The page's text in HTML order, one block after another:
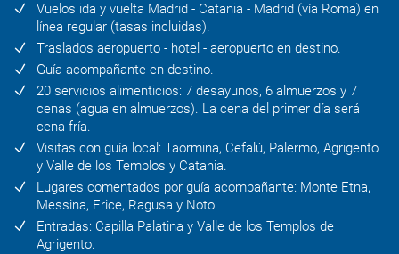
Vuelos ida y vuelta Madrid - Catania - Madrid (vía Roma) en
línea regular (tasas incluidas).
Traslados aeropuerto - hotel - aeropuerto en destino.
Guía acompañante en destino.
20 servicios alimenticios: 7 desayunos, 6 almuerzos y 7
cenas (agua en almuerzos). La cena del primer día será
cena fría.
Visitas con guía local: Taormina, Cefalú, Palermo, Agrigento
y Valle de los Templos y Catania.
Lugares comentados por guía acompañante: Monte Etna,
Messina, Erice, Ragusa y Noto.
Entradas: Capilla Palatina y Valle de los Templos de
Agrigento.